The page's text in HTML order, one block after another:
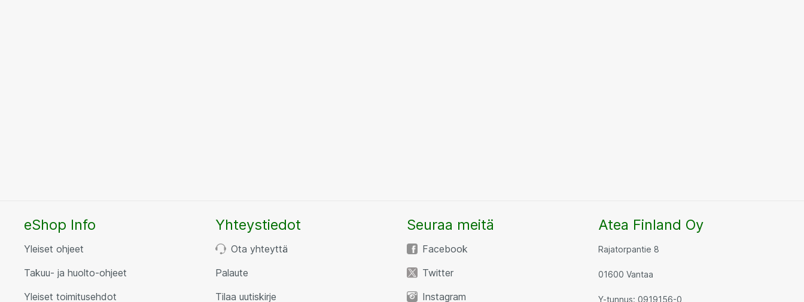
eShop Info
Yleiset ohjeet
Takuu- ja huolto-ohjeet
Yleiset toimitusehdot
Yhteystiedot
Ota yhteyttä
Palaute
Tilaa uutiskirje
Seuraa meitä
Facebook
Twitter
Instagram
Atea Finland Oy
Rajatorpantie 8
01600 Vantaa
Y-tunnus: 0919156-0